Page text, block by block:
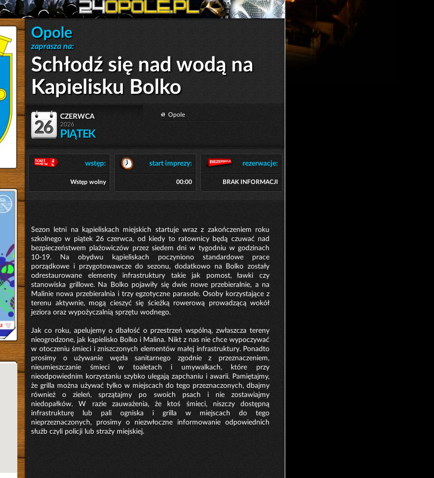
Opole
zaprasza na:
Schłodź się nad wodą na
Kapielisku Bolko
26
czerwca
2026
PIĄTEK
Opole
wstęp:
Wstęp wolny
start imprezy:
00:00
rezerwacje:
BRAK INFORMACJI
Sezon letni na kąpieliskach miejskich startuje wraz z zakończeniem roku
szkolnego w piątek 26 czerwca, od kiedy to ratownicy będą czuwać nad
bezpieczeństwem plażowiczów przez siedem dni w tygodniu w godzinach
10-19. Na obydwu kąpieliskach poczyniono standardowe prace
porządkowe i przygotowawcze do sezonu, dodatkowo na Bolko zostały
odrestaurowane elementy infrastruktury takie jak pomost, ławki czy
stanowiska grillowe. Na Bolko pojawiły się dwie nowe przebieralnie, a na
Malinie nowa przebieralnia i trzy egzotyczne parasole. Osoby korzystające z
terenu aktywnie, mogą cieszyć się ścieżką rowerową prowadzącą wokół
jeziora oraz wypożyczalnią sprzętu wodnego.
Jak co roku, apelujemy o dbałość o przestrzeń wspólną, zwłaszcza tereny
nieogrodzone, jak kąpielisko Bolko i Malina. Nikt z nas nie chce wypoczywać
w otoczeniu śmieci i zniszczonych elementów małej infrastruktury. Ponadto
prosimy o używanie węzła sanitarnego zgodnie z przeznaczeniem,
nieumieszczanie śmieci w toaletach i umywalkach, które przy
nieodpowiednim korzystaniu szybko ulegają zapchaniu i awarii. Pamiętajmy,
że grilla można używać tylko w miejscach do tego przeznaczonych, dbajmy
również o zieleń, sprzątajmy po swoich psach i nie zostawiajmy
niedopałków. W razie zauważenia, że ktoś śmieci, niszczy dostępną
infrastrukturę lub pali ogniska i grilla w miejscach do tego
nieprzeznaczonych, prosimy o niezwłoczne informowanie odpowiednich
służb czyli policji lub straży miejskiej.